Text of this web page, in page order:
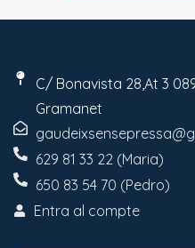
C/ Bonavista 28,At 3
Gramanet
629 81 33 22 (Maria)
650 83 54 70 (Pedro)
Entra al compte